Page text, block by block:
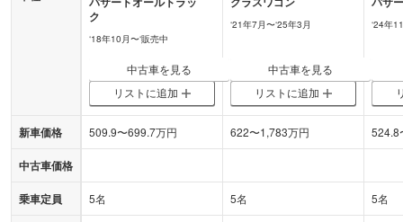
ク
‘18年10月〜‘販売中
‘21年7月〜‘25年3月 ‘24年
中古車を見る
リストに追加
中古車を見る
リストに追加
新車価格 509.9〜699.7万円 622〜1,783万円 524.8
中古車価格
乗車定員 5名 5名 5名